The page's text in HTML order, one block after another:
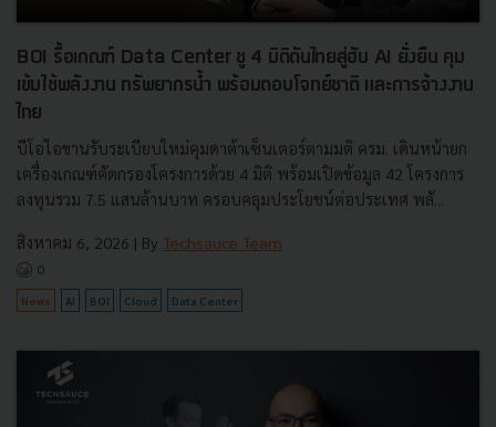
BOI รื้อเกณฑ์ Data Center ชู 4 มิติดันไทยสู่ฮับ AI ยั่งยืน คุม
เข้มใช้พลังงาน ทรัพยากรน้ำ พร้อมตอบโจทย์ชาติ และการจ้างงาน
ไทย
บีโอไอขานรับระเบียบใหม่คุมดาต้าเซ็นเตอร์ตามมติ ครม. เดินหน้ายก
เครื่องเกณฑ์คัดกรองโครงการด้วย 4 มิติ พร้อมเปิดข้อมูล 42 โครงการ
ลงทุนรวม 7.5 แสนล้านบาท ครอบคลุมประโยชน์ต่อประเทศ พลั...
สิงหาคม 6, 2026 | By Techsauce Team
0
News AI BOI Cloud Data Center